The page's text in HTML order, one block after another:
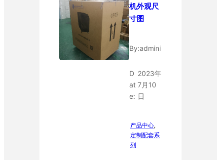
机外观尺
寸图
By:admini
D
at
e:
2023年
7月10
日
产品中心
定制配套系
列